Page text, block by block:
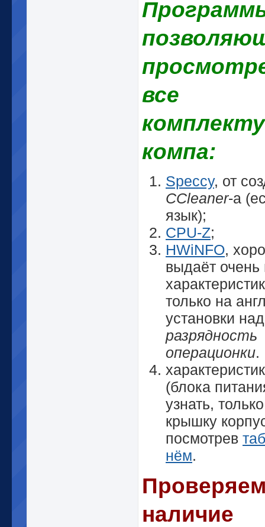
все
компа:
Speccy, от
CCleaner-а
язык);
CPU-Z;
HWiNFO,
выдаёт
только на
установки
разрядность
операционки.
(блока
узнать,
крышку
посмотрев
нём.
наличие